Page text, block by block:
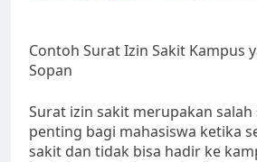
Contoh Surat Izin Sakit Kampus
Sopan
Surat izin sakit merupakan
penting bagi mahasiswa ketika
sakit dan tidak bisa hadir ke